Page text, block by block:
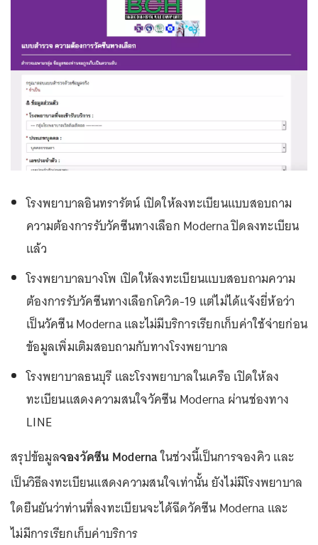
โรงพยาบาลอินทรารัตน์ เปิดให้ลงทะเบียนแบบสอบถาม
ความต้องการรับวัคซีนทางเลือก Moderna ปิดลงทะเบียน
แล้ว
โรงพยาบาลบางโพ เปิดให้ลงทะเบียนแบบสอบถามความ
ต้องการรับวัคซีนทางเลือกโควิด-19 แต่ไม่ได้แจ้งยี่ห้อว่า
เป็นวัคซีน Moderna และไม่มีบริการเรียกเก็บค่าใช้จ่ายก่อน
ข้อมูลเพิ่มเติมสอบถามกับทางโรงพยาบาล
โรงพยาบาลธนบุรี และโรงพยาบาลในเครือ เปิดให้ลง
ทะเบียนแสดงความสนใจวัคซีน Moderna ผ่านช่องทาง
LINE
สรุปข้อมูลจองวัคซีน Modernaในช่วงนี้เป็นการจองคิว และ
เป็นวิธีลงทะเบียนแสดงความสนใจเท่านั้น ยังไม่มีโรงพยาบาล
ใดยืนยันว่าท่านที่ลงทะเบียนจะได้ฉีดวัคซีน Moderna และ
ไม่มีการเรียกเก็บค่าบริการ